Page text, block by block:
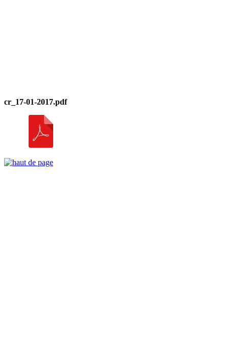
cr_17-01-2017.pdf